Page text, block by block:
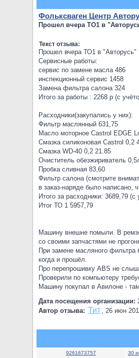
Фольксваген Центр
Прошел вчера ТО1 в
Текст отзыва:
Прошел вчера ТО1 в "Авторусь"
Сервисные работы:
сервис по замене масла 486
инспекционный сервис 1458
Замена фильтра салона 324
Итого за работы : 2268 р (с
Расходники(закупались у них):
Фильтр маслянный 631,75
Масло моторное Castrol EDGE
Смазка силиконовая Castrol 0,2
Смазка WD-40 0,2 21.85
Очиститель обезжириватель
Пробка сливная 83,60
Фильтр салона (смотрите
в заказ-наряде было написано,
Итого за расходники: 3689,79
Итог ТО 1 5957,79
Машину внешне помыли. В
со своими запчастями не
При замене масляного
когда и прошёл.
Про перепрошивку ABS не
Проверили по компьютеру
Машину покупал в Авилоне -
Дата посещения организации:
Автор отзыва: Тит , 26 июн
9261673757 30